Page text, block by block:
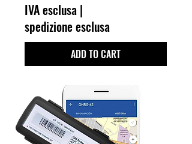
IVA esclusa |
spedizione esclusa
ADD TO CART